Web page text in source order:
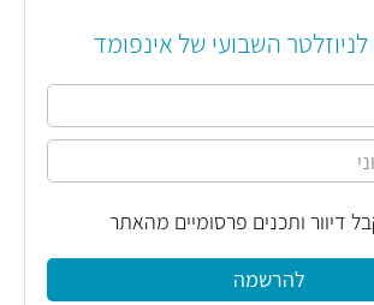
השבועי של אינפומד
דיוור ותכנים פרסומיים מהאתר
להרשמה